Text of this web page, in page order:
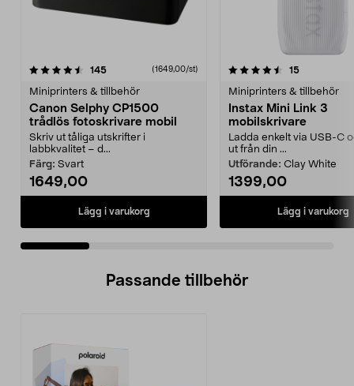
145recensioner(1649,00/st)
Miniprinters & tillbehör
Canon Selphy CP1500
trådlös fotoskrivare mobil
Skriv ut tåliga utskrifter i
labbkvalitet – d...
Färg: Svart
1649,00
Lägg i varukorg
4.5 av 5 stjärnor 15recensioner
Miniprinters & tillbehör
Instax Mini Link 3
mobilskrivare
Ladda enkelt via USB-C
ut från din ...
Utförande: Clay White
1399,00
Lägg i varukorg
4.5 av 5 stjärnor
Passande tillbehör